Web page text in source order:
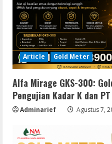
Article Gold Meter
Alfa Mirage GKS-300:
Pengujian Kadar K dan
Adminarief Agustus 7,